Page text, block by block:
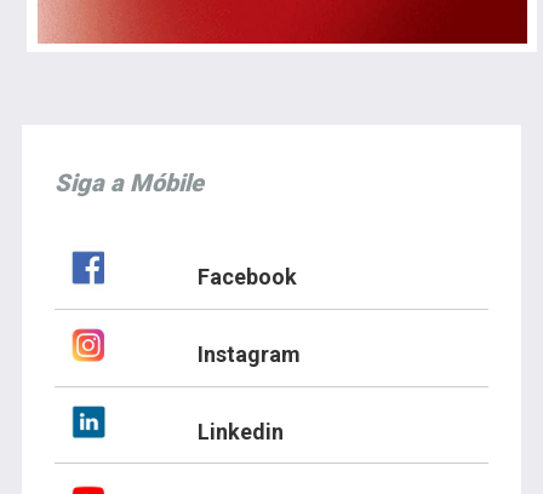
Siga a Móbile
Facebook
Instagram
Linkedin